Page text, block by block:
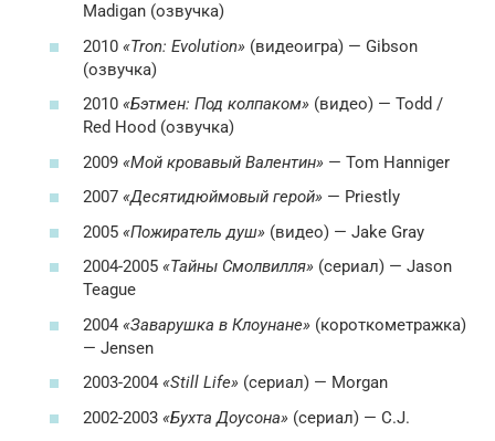
Madigan (озвучка)
2010 «Tron: Evolution» (видеоигра) — Gibson
(озвучка)
2010 «Бэтмен: Под колпаком» (видео) — Todd /
Red Hood (озвучка)
2009 «Мой кровавый Валентин» — Tom Hanniger
2007 «Десятидюймовый герой» — Priestly
2005 «Пожиратель душ» (видео) — Jake Gray
2004-2005 «Тайны Смолвилля» (сериал) — Jason
Teague
2004 «Заварушка в Клоунане» (короткометражка)
— Jensen
2003-2004 «Still Life» (сериал) — Morgan
2002-2003 «Бухта Доусона» (сериал) — C.J.